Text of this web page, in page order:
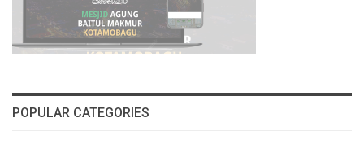
POPULAR CATEGORIES